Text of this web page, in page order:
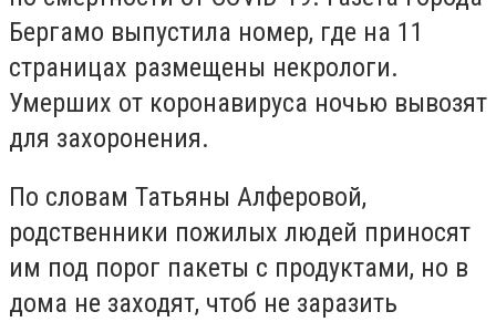
Бергамо выпустила номер, где на 11
страницах размещены некрологи.
Умерших от коронавируса ночью вывозят
для захоронения.
По словам Татьяны Алферовой,
родственники пожилых людей приносят
им под порог пакеты с продуктами, но в
дома не заходят, чтоб не заразить